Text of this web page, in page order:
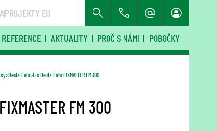
PROJEKTY EU
REFERENCE AKTUALITY PROČ S NÁMI POBOČKY
Deutz-Fahr Lis Deutz-Fahr FIXMASTER FM 300
FM 300